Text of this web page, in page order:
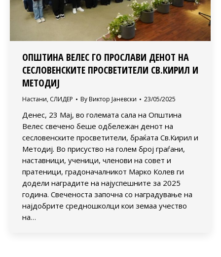
ОПШТИНА ВЕЛЕС ГО ПРОСЛАВИ ДЕНОТ НА
СЕСЛОВЕНСКИТЕ ПРОСВЕТИТЕЛИ СВ.КИРИЛ И
МЕТОДИЈ
Настани, СЛИДЕР By Виктор Јаневски 23/05/2025
Денес, 23 Мај, во големата сала на Општина
Велес свечено беше одбележан денот на
сесловенските просветители, браќата Св.Кирил и
Методиј. Во присуство на голем број граѓани,
наставници, ученици, членови на совет и
пратеници, градоначалникот Марко Колев ги
додели наградите на најуспешните за 2025
година. Свеченоста започна со наградување на
најдобрите средношколци кои земаа учество
на…